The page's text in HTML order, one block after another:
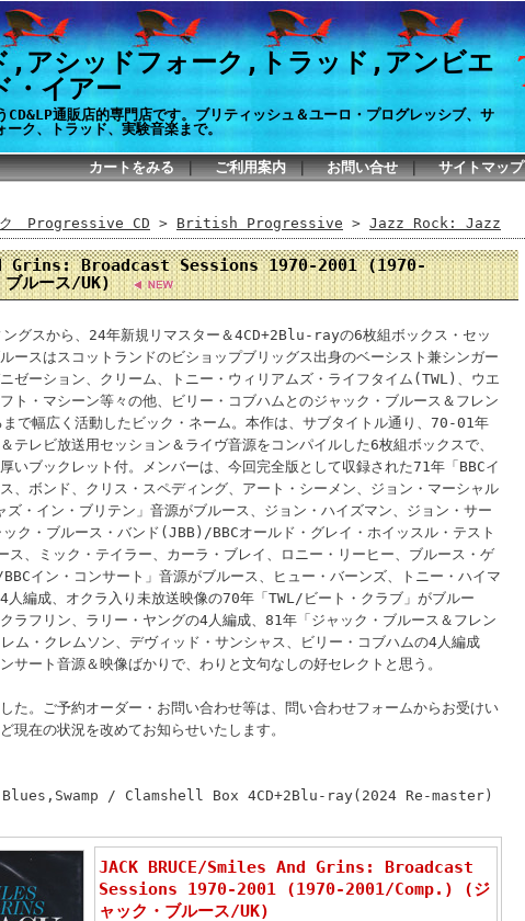
アシッドフォーク,トラッド,アンビエ
・イアー
通販店的専門店です。ブリティッシュ＆ユーロ・プログレッシブ、サ
ーク、トラッド、実験音楽まで。
カートをみる｜ ご利用案内｜ お問い合せ｜ サイトマップ
ク Progressive CD > British Progressive > Jazz Rock: Jazz
Grins: Broadcast Sessions 1970-2001 (1970-
ブルース/UK)
ングスから、24年新規リマスター＆4CD+2Blu-rayの6枚組ボックス・セッ
ースはスコットランドのビショップブリッグス出身のベーシスト兼シンガー
ゼーション、クリーム、トニー・ウィリアムズ・ライフタイム(TWL)、ウエ
ト・マシーン等々の他、ビリー・コブハムとのジャック・ブルース＆フレン
で幅広く活動したビック・ネーム。本作は、サブタイトル通り、70-01年
テレビ放送用セッション＆ライヴ音源をコンパイルした6枚組ボックスで、
いブックレット付。メンバーは、今回完全版として収録された71年「BBCイ
、ボンド、クリス・スペディング、アート・シーメン、ジョン・マーシャル
・イン・ブリテン」音源がブルース、ジョン・ハイズマン、ジョン・サー
ク・ブルース・バンド(JBB)/BBCオールド・グレイ・ホイッスル・テスト
ス、ミック・テイラー、カーラ・ブレイ、ロニー・リーヒー、ブルース・ゲ
イン・コンサート」音源がブルース、ヒュー・バーンズ、トニー・ハイマ
人編成、オクラ入り未放送映像の70年「TWL/ビート・クラブ」がブルー
ラフリン、ラリー・ヤングの4人編成、81年「ジャック・ブルース＆フレン
ム・クレムソン、デヴィッド・サンシャス、ビリー・コブハムの4人編成
サート音源＆映像ばかりで、わりと文句なしの好セレクトと思う。
た。ご予約オーダー・お問い合わせ等は、問い合わせフォームからお受けい
現在の状況を改めてお知らせいたします。
/ Clamshell Box 4CD+2Blu-ray(2024 Re-master)
JACK BRUCE/Smiles And Grins: Broadcast
Sessions 1970-2001 (1970-2001/Comp.) (ジ
ャック・ブルース/UK)